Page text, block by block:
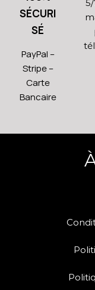
SÉCURI
SÉ
PayPal –
Stripe –
Carte
Bancaire